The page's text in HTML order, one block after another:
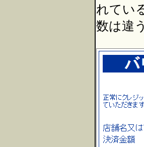
れてい
数は違